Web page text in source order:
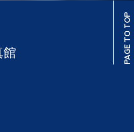
PAGE TO TOP